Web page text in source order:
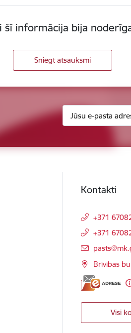
šī informācija bija
Sniegt atsauksmi
Kontakti
+371
+371
E-pasts:
Brīvības
Visi